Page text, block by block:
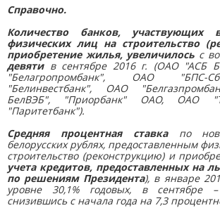
Справочно.
Количество банков, участвующих
физических лиц на строительство
приобретение жилья, увеличилось с
девятив сентябре 2016 г. (ОАО "АСБ
"Белагропромбанк", ОАО "БПС-
"Белинвестбанк", ОАО
БелВЭБ", "Приорбанк" ОАО, ОАО
"Паритетбанк").
Средняя процентная ставкапо
белорусских рублях, предоставленным
строительство (реконструкцию) и
учета кредитов, предоставленных на
по решениям Президента), в январе
уровне 30,1% годовых, в сентябре
снизившись с начала года на 7,3